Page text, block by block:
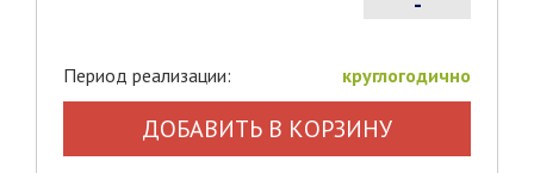
Период реализации: круглогодично
ДОБАВИТЬ В КОРЗИНУ